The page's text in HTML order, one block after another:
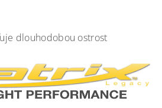
dlouhodobou ostrost